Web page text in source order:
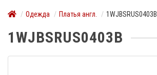
Одежда Платья англ. 1WJBSRUS0403B
1WJBSRUS0403B